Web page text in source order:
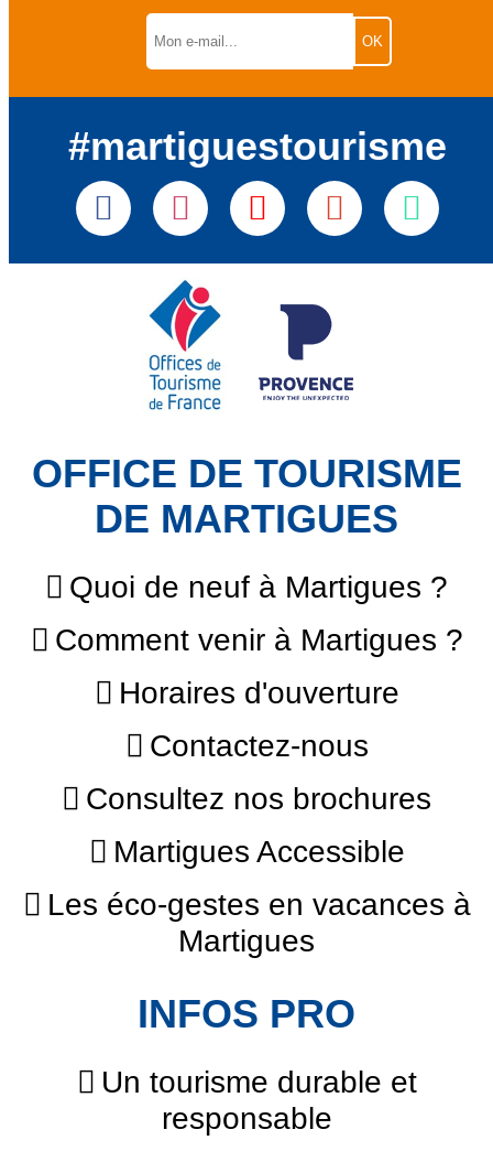
#martiguestourisme
OFFICE DE TOURISME
DE MARTIGUES
Quoi de neuf à Martigues ?
Comment venir à Martigues ?
Horaires d'ouverture
Contactez-nous
Consultez nos brochures
Martigues Accessible
Les éco-gestes en vacances à
Martigues
INFOS PRO
Un tourisme durable et
responsable